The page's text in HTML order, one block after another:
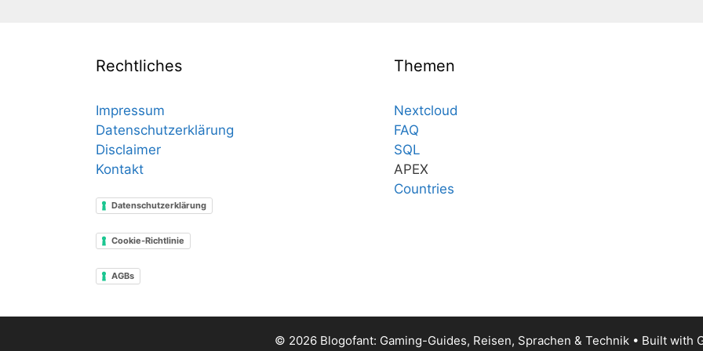
Rechtliches
Impressum
Datenschutzerklärung
Disclaimer
Kontakt
Datenschutzerklärung
Cookie-Richtlinie
AGBs
Themen
Nextcloud
FAQ
SQL
APEX
Countries
© 2026 Blogofant: Gaming-Guides, Reisen, Sprachen & Technik• Built with